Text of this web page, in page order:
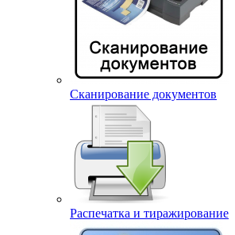
Сканирование документов
Распечатка и тиражирование